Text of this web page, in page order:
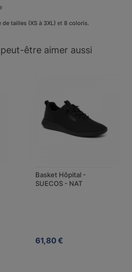
de tailles (XS à 3XL) et 8 coloris.
être aimer aussi
Basket Hôpital -
SUECOS - NAT
61,80 €